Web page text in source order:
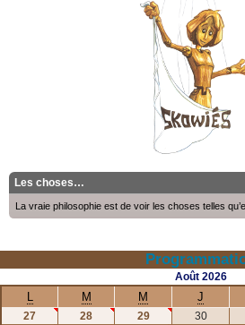
Les choses…
La vraie philosophie est de voir les choses telles
Août 2026
L M M J
27 28 29 30